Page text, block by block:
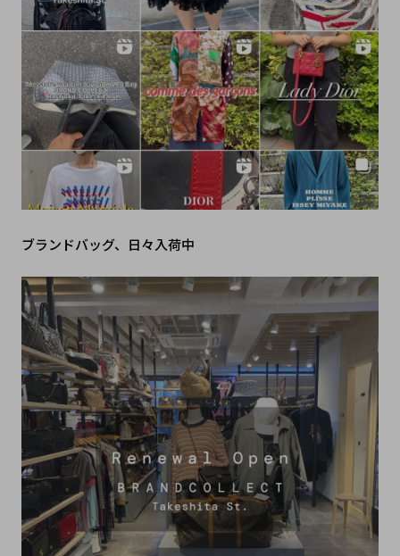
ブランドバッグ、日々入荷中